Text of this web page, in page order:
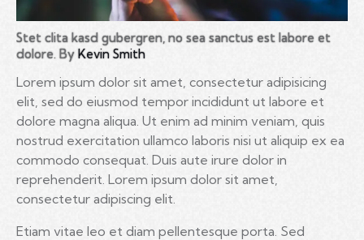
Stet clita kasd gubergren, no sea sanctus est labore et
dolore. By Kevin Smith
Lorem ipsum dolor sit amet, consectetur adipisicing
elit, sed do eiusmod tempor incididunt ut labore et
dolore magna aliqua. Ut enim ad minim veniam, quis
nostrud exercitation ullamco laboris nisi ut aliquip ex ea
commodo consequat. Duis aute irure dolor in
reprehenderit. Lorem ipsum dolor sit amet,
consectetur adipiscing elit.
Etiam vitae leo et diam pellentesque porta. Sed